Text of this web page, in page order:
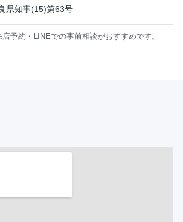
県知事(15)第63号
予約・LINEでの事前相談がおすすめです。